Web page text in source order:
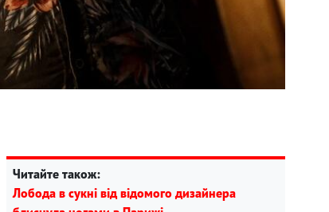
Читайте також:
Лобода в сукні від відомого дизайнера